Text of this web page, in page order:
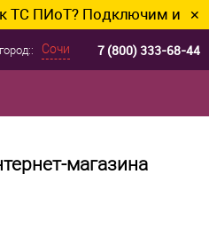
Подключим и настроим✕
Сочи 7 (800) 333-68-44
магазина